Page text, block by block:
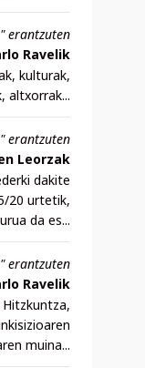
erantzuten
Ravelik
kulturak,
altxorrak...
erantzuten
Leorzak
dakite
20 urtetik,
da es...
erantzuten
Ravelik
muina...